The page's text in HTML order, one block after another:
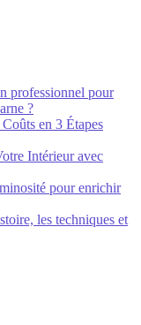
professionnel pour
?
en 3 Étapes
Intérieur avec
pour enrichir
les techniques et